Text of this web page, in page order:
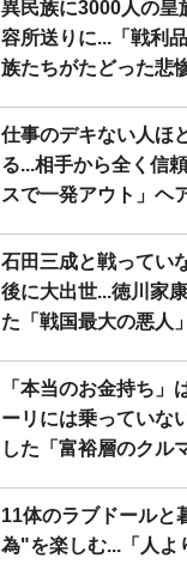
異民族に3000人の皇
容所送りに...「戦利
族たちがたどった悲
仕事のデキない人ほ
る...相手から全く信
スで一発アウト」ヘ
石田三成と戦ってい
後に大出世...徳川家
た「戦国最大の悪人」
「本当のお金持ち」
ーリには乗っていな
した「富裕層のクル
11体のラブドールと
為"を楽しむ...「人よ